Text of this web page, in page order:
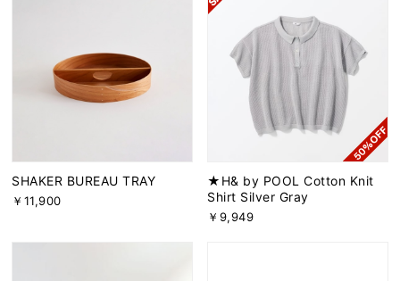
SHAKER BUREAU TRAY
￥11,900
★H& by POOL Cotton Knit
Shirt Silver Gray
￥9,949